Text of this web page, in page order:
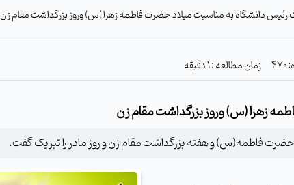
رئیس دانشگاه به مناسبت میلاد حضرت فاطمه زهرا (س) وروز بزرگداشت مقام زن
زمان مطالعه : 1 دقیقه
زهرا (س) وروز بزرگداشت مقام زن
فاطمه(س) و هفته بزرگداشت مقام زن و روز مادر را تبریک گفت.